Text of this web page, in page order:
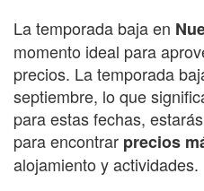
La temporada baja en
momento ideal para
precios. La temporada
septiembre, lo que
para estas fechas,
para encontrar precios
alojamiento y actividades.